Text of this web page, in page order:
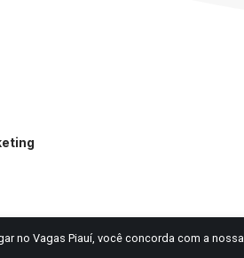
no Vagas Piauí, você concorda com a nossa